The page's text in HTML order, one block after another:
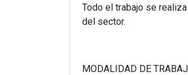
Todo el trabajo se
del sector.
MODALIDAD DE